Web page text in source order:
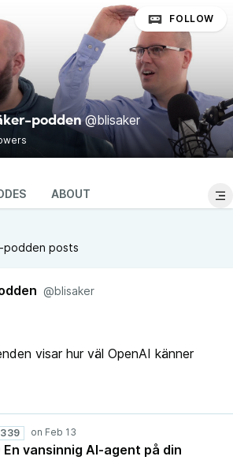
podden @blisaker
FOLLOW
ABOUT
podden posts
@blisaker
visar hur väl OpenAI känner
ut global åldersverifiering
vill ha betalt för att inte
om lösenordsfri
En vansinnig AI-agent på din